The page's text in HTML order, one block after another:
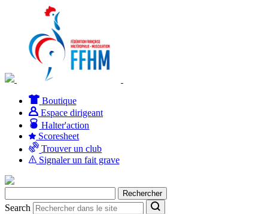
Boutique
Espace dirigeant
Halter'action
Scoresheet
Trouver un club
Signaler un fait grave
Search